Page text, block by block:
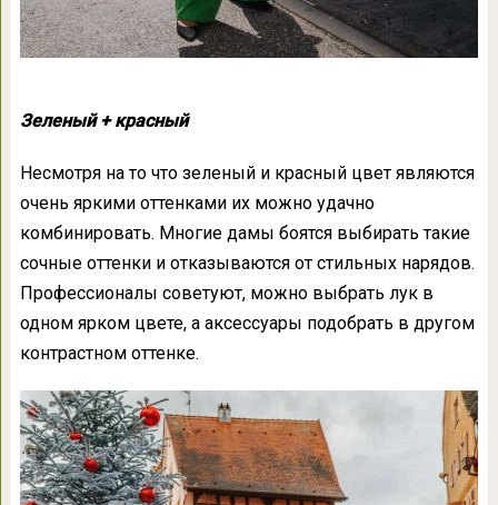
Зеленый + красный
Несмотря на то что зеленый и красный цвет являются
очень яркими оттенками их можно удачно
комбинировать. Многие дамы боятся выбирать такие
сочные оттенки и отказываются от стильных нарядов.
Профессионалы советуют, можно выбрать лук в
одном ярком цвете, а аксессуары подобрать в другом
контрастном оттенке.